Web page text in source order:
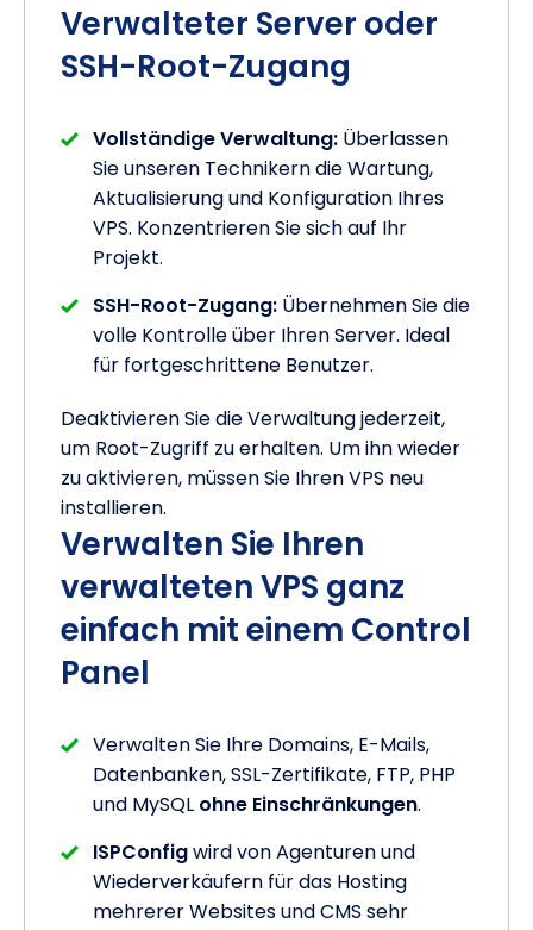
Verwalteter Server oder
SSH-Root-Zugang
Vollständige Verwaltung: Überlassen
Sie unseren Technikern die Wartung,
Aktualisierung und Konfiguration Ihres
VPS. Konzentrieren Sie sich auf Ihr
Projekt.
SSH-Root-Zugang: Übernehmen Sie die
volle Kontrolle über Ihren Server. Ideal
für fortgeschrittene Benutzer.
Deaktivieren Sie die Verwaltung jederzeit,
um Root-Zugriff zu erhalten. Um ihn wieder
zu aktivieren, müssen Sie Ihren VPS neu
installieren.
Verwalten Sie Ihren
verwalteten VPS ganz
einfach mit einem Control
Panel
Verwalten Sie Ihre Domains, E-Mails,
Datenbanken, SSL-Zertifikate, FTP, PHP
und MySQL ohne Einschränkungen.
ISPConfigwird von Agenturen und
Wiederverkäufern für das Hosting
mehrerer Websites und CMS sehr